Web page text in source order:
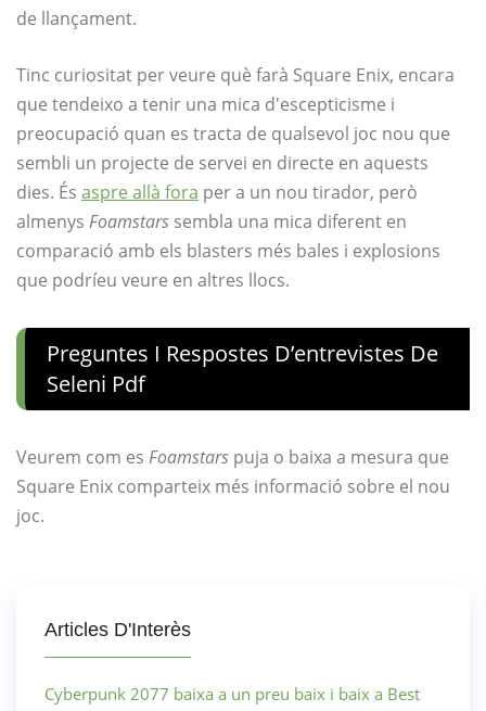
de llançament.
Tinc curiositat per veure què farà Square Enix, encara
que tendeixo a tenir una mica d'escepticisme i
preocupació quan es tracta de qualsevol joc nou que
sembli un projecte de servei en directe en aquests
dies. És aspre allà fora per a un nou tirador, però
almenys Foamstars sembla una mica diferent en
comparació amb els blasters més bales i explosions
que podríeu veure en altres llocs.
Preguntes I Respostes D’entrevistes De
Seleni Pdf
Veurem com es Foamstars puja o baixa a mesura que
Square Enix comparteix més informació sobre el nou
joc.
Articles D'Interès
Cyberpunk 2077 baixa a un preu baix i baix a Best